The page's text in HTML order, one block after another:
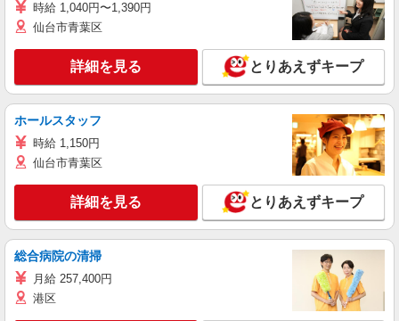
時給 1,040円〜1,390円
仙台市青葉区
詳細を見る とりあえずキープ
ホールスタッフ
時給 1,150円
仙台市青葉区
詳細を見る とりあえずキープ
総合病院の清掃
月給 257,400円
港区